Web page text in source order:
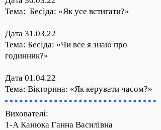
Тема: Бесіда: «Як усе встигати?»
Дата 31.03.22
Тема: Бесіда: «Чи все я знаю про
годинник?»
Дата 01.04.22
Тема: Вікторина: «Як керувати часом?»
Вихователі:
1-А Канюка Ганна Василівна